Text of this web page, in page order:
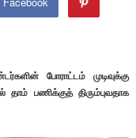
போராட்டம் முடிவுக்கு
பணிக்குத் திரும்புவதாக